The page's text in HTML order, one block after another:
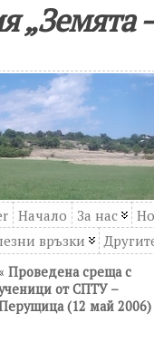
„Земята
Начало За нас
връзки
Проведена среща с
от СПТУ –
(12 май 2006)